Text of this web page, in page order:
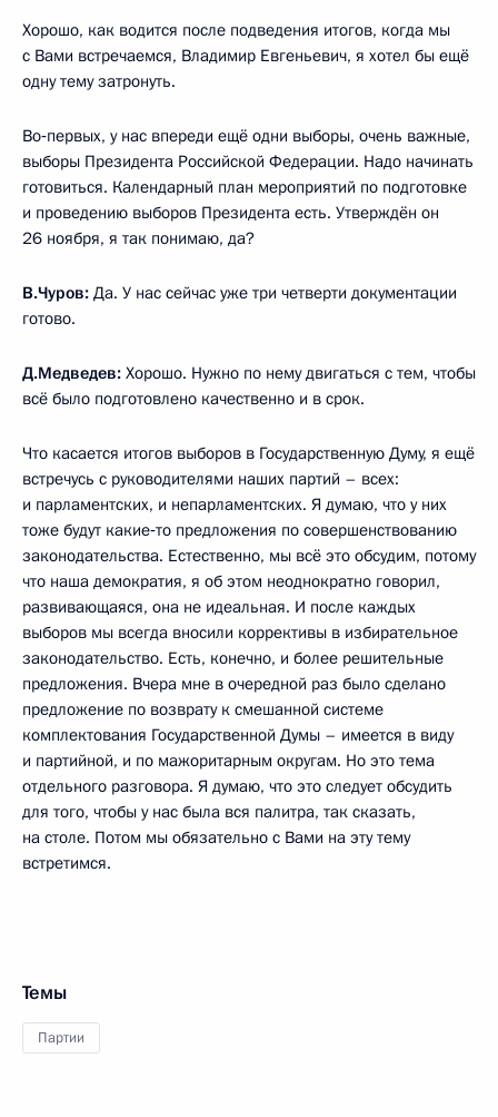
Хорошо, как водится после подведения итогов, когда мы
с Вами встречаемся, Владимир Евгеньевич, я хотел бы ещё
одну тему затронуть.
Во‑первых, у нас впереди ещё одни выборы, очень важные,
выборы Президента Российской Федерации. Надо начинать
готовиться. Календарный план мероприятий по подготовке
и проведению выборов Президента есть. Утверждён он
26 ноября, я так понимаю, да?
В.Чуров: Да. У нас сейчас уже три четверти документации
готово.
Д.Медведев: Хорошо. Нужно по нему двигаться с тем, чтобы
всё было подготовлено качественно и в срок.
Что касается итогов выборов в Государственную Думу, я ещё
встречусь с руководителями наших партий – всех:
и парламентских, и непарламентских. Я думаю, что у них
тоже будут какие‑то предложения по совершенствованию
законодательства. Естественно, мы всё это обсудим, потому
что наша демократия, я об этом неоднократно говорил,
развивающаяся, она не идеальная. И после каждых
выборов мы всегда вносили коррективы в избирательное
законодательство. Есть, конечно, и более решительные
предложения. Вчера мне в очередной раз было сделано
предложение по возврату к смешанной системе
комплектования Государственной Думы – имеется в виду
и партийной, и по мажоритарным округам. Но это тема
отдельного разговора. Я думаю, что это следует обсудить
для того, чтобы у нас была вся палитра, так сказать,
на столе. Потом мы обязательно с Вами на эту тему
встретимся.
Темы
Партии